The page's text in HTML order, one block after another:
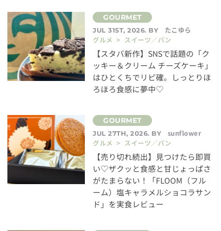
JUL 31ST, 2026. BY
たこゆら
グルメ > スイーツ／パン
【スタバ新作】SNSで話題の「ク
ッキー＆クリーム チーズケーキ」
はひとくちでリピ確。しっとりほ
ろほろ食感に夢中♡
JUL 27TH, 2026. BY
sunflower
グルメ > スイーツ／パン
【売り切れ続出】見つけたら即買
い♡ザクッと食感と甘じょっぱさ
がたまらない！「FLOOM（フル
ーム）塩キャラメルショコラサン
ド」を実食レビュー